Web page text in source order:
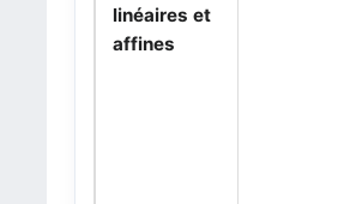
linéaires et
affines